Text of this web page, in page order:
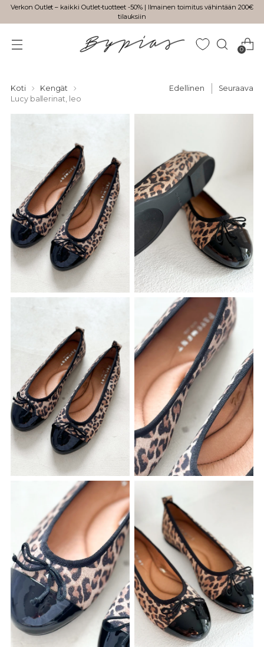
Verkon Outlet – kaikki Outlet-tuotteet -50% | Ilmainen toimitus vähintään 200€
tilauksiin
0
Koti
Kengät
Lucy ballerinat, leo
Edellinen Seuraava